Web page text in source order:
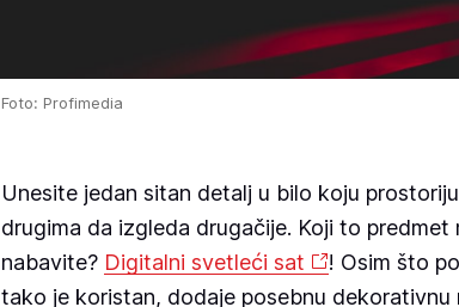
Foto: Profimedia
Unesite jedan sitan detalj u bilo koju
drugima da izgleda drugačije. Koji to predmet
nabavite? Digitalni svetleći sat
! Osim što
tako je koristan, dodaje posebnu dekorativnu